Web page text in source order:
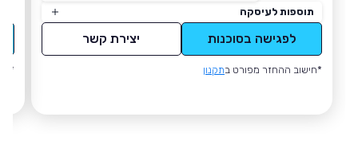
תוספות לעיסקה
לפגישה בסוכנות יצירת קשר
*חישוב ההחזר מפורט בתקנון